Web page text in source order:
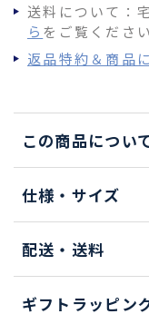
送料について：
ら をご覧ください
返品特約＆商品
この商品につい
仕様・サイズ
配送・送料
ギフトラッピン